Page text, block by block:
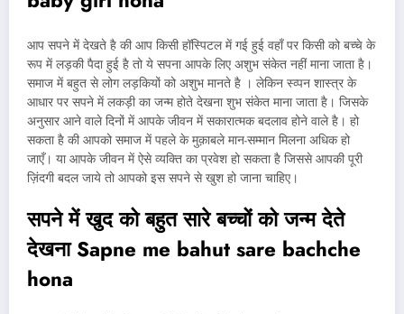
आप सपने में देखते है की आप किसी हॉस्पिटल में गई हुई वहाँ पर किसी को बच्चे के
रूप में लड़की पैदा हुई है तो ये सपना आपके लिए अशुभ संकेत नहीं माना जाता है।
समाज में बहुत से लोग लड़कियों को अशुभ मानते है । लेकिन स्व्पन शास्त्र के
आधार पर सपने में लकड़ी का जन्म होते देखना शुभ संकेत माना जाता है। जिसके
अनुसार आने वाले दिनों में आपके जीवन में सकारात्मक बदलाव होने वाले है। हो
सकता है की आपको समाज में पहले के मुक़ाबले मान-सम्मान मिलना अधिक हो
जाएँ। या आपके जीवन में ऐसे व्यक्ति का प्रवेश हो सकता है जिससे आपकी पूरी
ज़िंदगी बदल जाये तो आपको इस सपने से खुश हो जाना चाहिए।
सपने में खुद को बहुत सारे बच्चों को जन्म देते
देखना Sapne me bahut sare bachche
hona